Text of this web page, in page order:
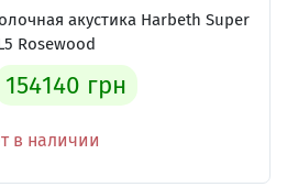
акустика Harbeth Super
Rosewood
154140 грн
в наличии